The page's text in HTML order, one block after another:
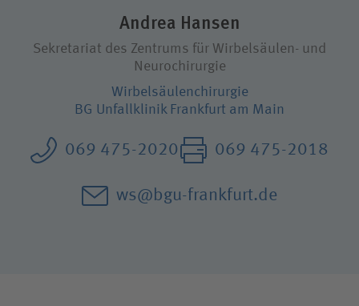
Wie können wir Ihnen helfen?
Andrea Hansen
Sekretariat des Zentrums für Wirbelsäulen- und
Neurochirurgie
Wirbel­säulen­chirurgie
BG Unfallklinik Frankfurt am Main
069 475-2020 069 475-2018
ws@bgu-frankfurt.de